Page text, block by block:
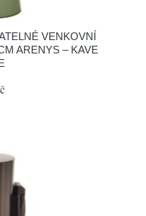
VENKOVNÍ
ARENYS – KAVE